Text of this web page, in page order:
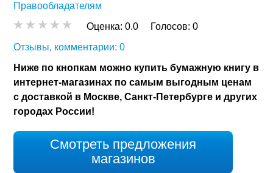
Правообладателям
Оценка:0.0 Голосов:0
Отзывы, комментарии: 0
Ниже по кнопкам можно купить бумажную книгу в
интернет-магазинах по самым выгодным ценам
с доставкой в Москве, Санкт-Петербурге и других
городах России!
Смотреть предложения
магазинов